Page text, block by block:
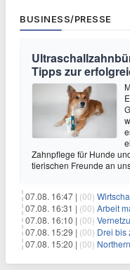
BUSINESS/PRESSE
Tipps zur
Zahnpflege für Hunde
tierischen Freunde an
07.08. 16:47 | (00)
07.08. 16:31 | (00) Arbeit
07.08. 16:10 | (00)
07.08. 15:29 | (00) Drei bis
07.08. 15:20 | (00) Northern